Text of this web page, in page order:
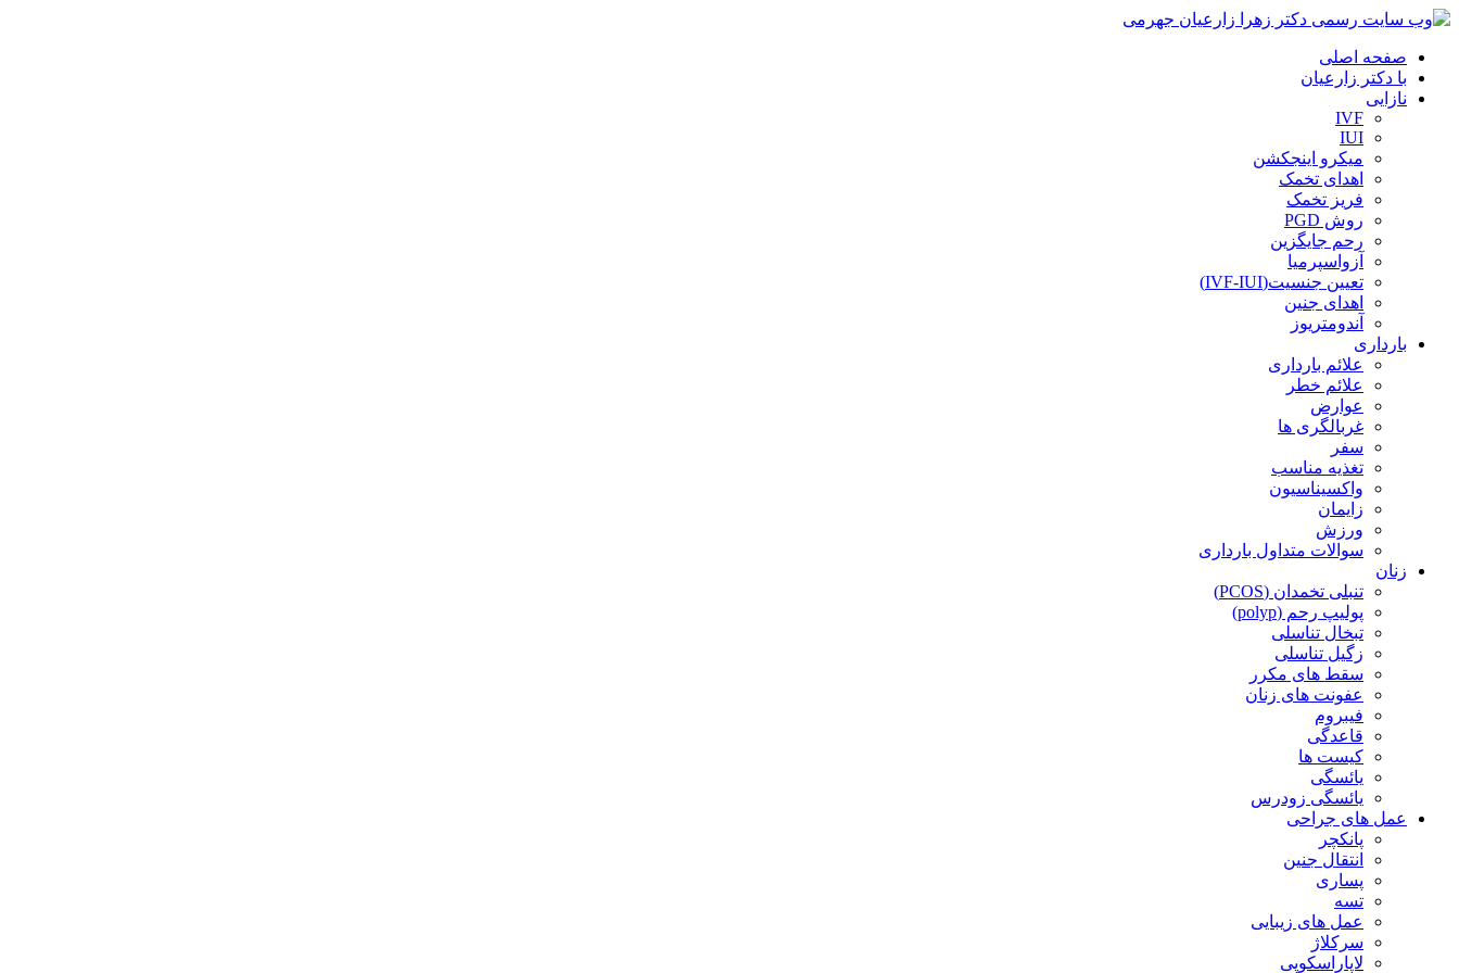
صفحه اصلی
با دکتر زارعیان
نازایی
IVF
IUI
میکرو اینجکشن
اهدای تخمک
فریز تخمک
روش PGD
رحم جایگزین
آزواسپرمیا
تعیین جنسیت(IVF-IUI)
اهدای جنین
آندومتریوز
بارداری
علائم بارداری
علائم خطر
عوارض
غربالگری ها
سفر
تغذیه مناسب
واکسیناسیون
زایمان
ورزش
سوالات متداول بارداری
زنان
تنبلی تخمدان (PCOS)
پولیپ رحم (polyp)
تبخال تناسلی
زگیل تناسلی
سقط های مکرر
عفونت های زنان
فیبروم
قاعدگی
کیست ها
یائسگی
یائسگی زودرس
عمل های جراحی
پانکچر
انتقال جنین
پساری
تسه
عمل های زیبایی
سرکلاژ
لاپاراسکوپی